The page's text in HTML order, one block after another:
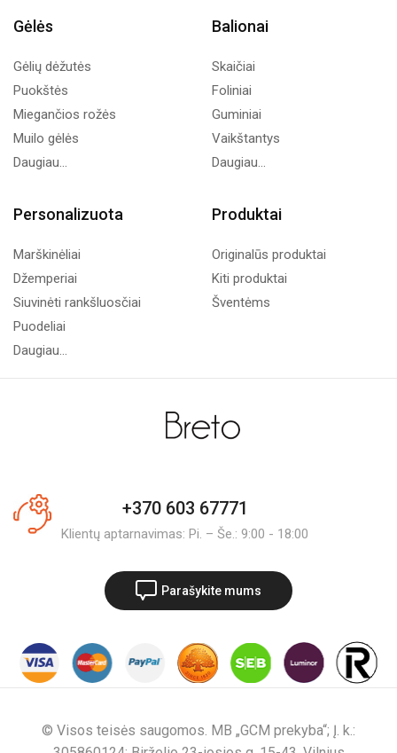
Gėlės
Gėlių dėžutės
Puokštės
Miegančios rožės
Muilo gėlės
Daugiau...
Balionai
Skaičiai
Foliniai
Guminiai
Vaikštantys
Daugiau...
Personalizuota
Marškinėliai
Džemperiai
Siuvinėti rankšluosčiai
Puodeliai
Daugiau...
Produktai
Originalūs produktai
Kiti produktai
Šventėms
+370 603 67771
Klientų aptarnavimas: Pi. – Še.: 9:00 - 18:00
Parašykite mums
© Visos teisės saugomos. MB „GCM prekyba“; Į. k.: